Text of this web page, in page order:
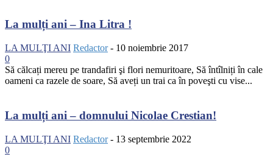
La mulți ani – Ina Litra !
LA MULŢI ANI Redactor - 10 noiembrie 2017
0
Să călcați mereu pe trandafiri şi flori nemuritoare, Să întîlniți în cale
oameni ca razele de soare, Să aveți un trai ca în poveşti cu vise...
La mulți ani – domnului Nicolae Crestian!
LA MULŢI ANI Redactor - 13 septembrie 2022
0